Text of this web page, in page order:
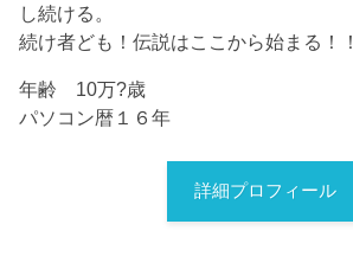
し続ける。
続け者ども！伝説はここから始まる！！
年齢 10万?歳
パソコン暦１６年
詳細プロフィール